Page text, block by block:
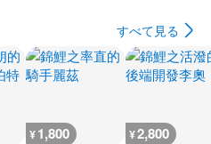
すべて見る
¥1,800 ¥2,800